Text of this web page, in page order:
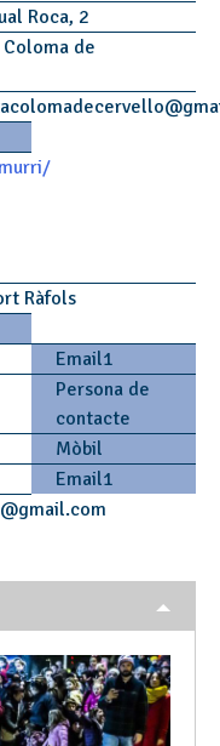
Roca, 2
de
@
Ràfols
Email1
Persona de
contacte
Mòbil
Email1
@gmail.com